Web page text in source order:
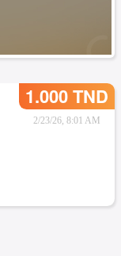
1.000 TND
2/23/26, 8:01 AM